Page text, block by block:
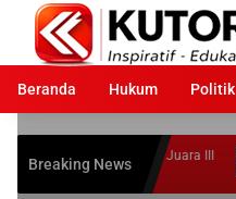
Langsung
konten
Beranda
Hukum Politik
Breaking News
Raih Juara III